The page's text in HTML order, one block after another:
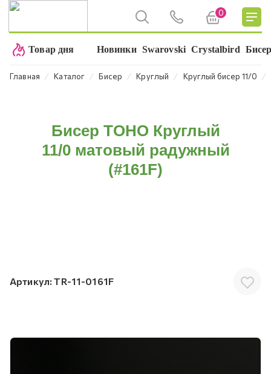
0
Товар дня Новинки Swarovski Crystalbird
Главная ⁄ Каталог ⁄ Бисер ⁄ Круглый ⁄ Круглый бисер 11/0 ⁄
Бисер TOHO Круглый
11/0 матовый радужный
(#161F)
Артикул: TR-11-0161F